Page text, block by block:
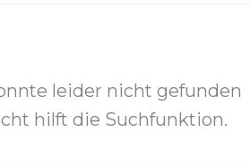
leider nicht gefunden
hilft die Suchfunktion.